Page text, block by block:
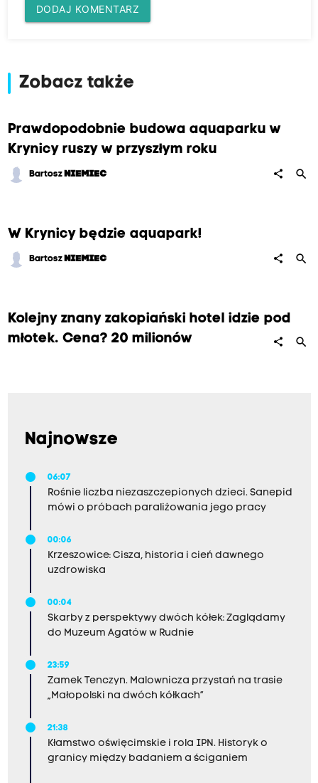
DODAJ KOMENTARZ
Zobacz także
Prawdopodobnie budowa aquaparku w
Krynicy ruszy w przyszłym roku
Bartosz NIEMIEC share search
W Krynicy będzie aquapark!
Bartosz NIEMIEC share search
Kolejny znany zakopiański hotel idzie pod
młotek. Cena? 20 milionów
share search
Najnowsze
06:07
Rośnie liczba niezaszczepionych dzieci. Sanepid
mówi o próbach paraliżowania jego pracy
00:06
Krzeszowice: Cisza, historia i cień dawnego
uzdrowiska
00:04
Skarby z perspektywy dwóch kółek: Zaglądamy
do Muzeum Agatów w Rudnie
23:59
Zamek Tenczyn. Malownicza przystań na trasie
„Małopolski na dwóch kółkach”
21:38
Kłamstwo oświęcimskie i rola IPN. Historyk o
granicy między badaniem a ściganiem